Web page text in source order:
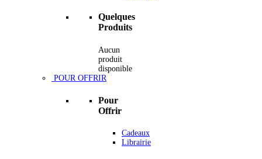
Quelques
Produits
Aucun
produit
disponible
POUR OFFRIR
Pour
Offrir
Cadeaux
Librairie